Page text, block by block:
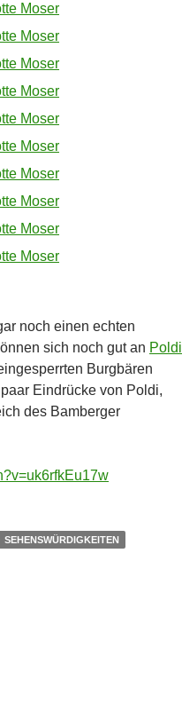
noch einen echten
sich noch gut an Poldi
Burgbären
Eindrücke von Poldi,
des Bamberger
SEHENSWÜRDIGKEITEN